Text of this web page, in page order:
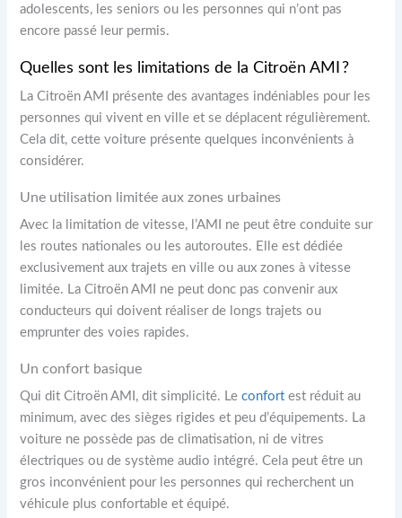
adolescents, les seniors ou les personnes qui n’ont pas
encore passé leur permis.
Quelles sont les limitations de la Citroën AMI ?
La Citroën AMI présente des avantages indéniables pour les
personnes qui vivent en ville et se déplacent régulièrement.
Cela dit, cette voiture présente quelques inconvénients à
considérer.
Une utilisation limitée aux zones urbaines
Avec la limitation de vitesse, l’AMI ne peut être conduite sur
les routes nationales ou les autoroutes. Elle est dédiée
exclusivement aux trajets en ville ou aux zones à vitesse
limitée. La Citroën AMI ne peut donc pas convenir aux
conducteurs qui doivent réaliser de longs trajets ou
emprunter des voies rapides.
Un confort basique
Qui dit Citroën AMI, dit simplicité. Leconfort est réduit au
minimum, avec des sièges rigides et peu d’équipements. La
voiture ne possède pas de climatisation, ni de vitres
électriques ou de système audio intégré. Cela peut être un
gros inconvénient pour les personnes qui recherchent un
véhicule plus confortable et équipé.